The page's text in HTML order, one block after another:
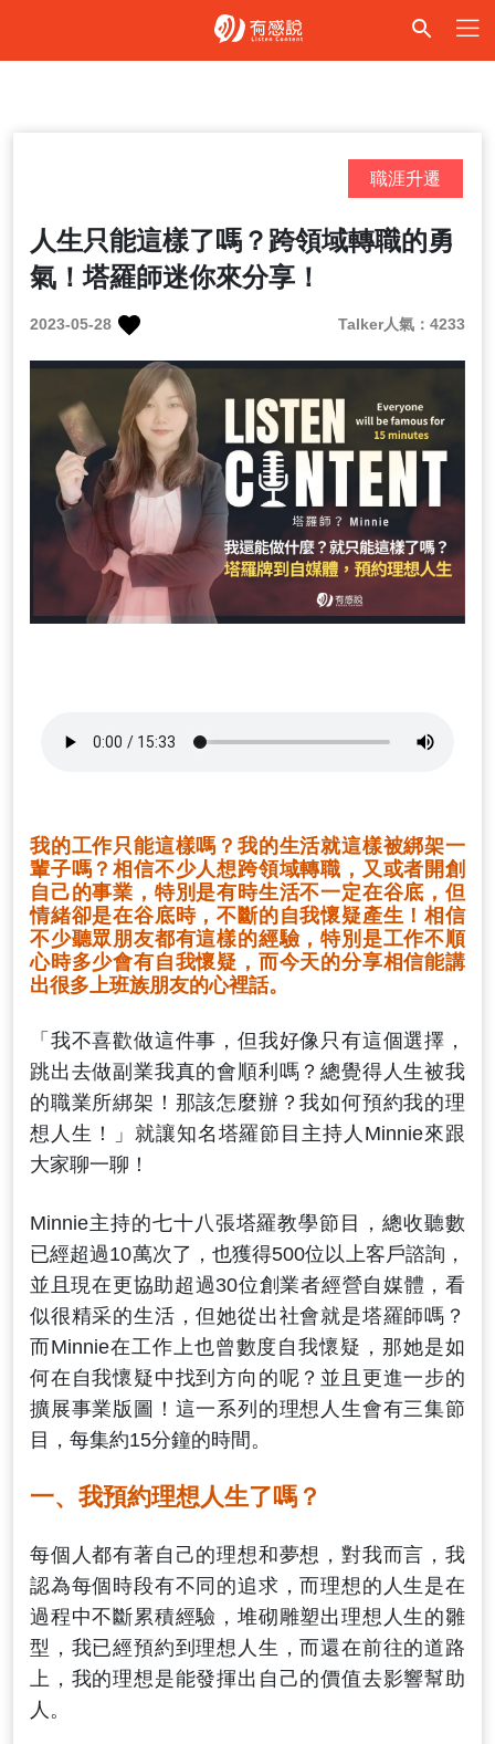
人生只能這樣了嗎？跨領域轉職的勇
氣！塔羅師迷你來分享！
職涯升遷
2023-05-28 Talker人氣：4233
我的工作只能這樣嗎？我的生活就這樣被綁架一
輩子嗎？相信不少人想跨領域轉職，又或者開創
自己的事業，特別是有時生活不一定在谷底，但
情緒卻是在谷底時，不斷的自我懷疑產生！相信
不少聽眾朋友都有這樣的經驗，特別是工作不順
心時多少會有自我懷疑，而今天的分享相信能講
出很多上班族朋友的心裡話。
「我不喜歡做這件事，但我好像只有這個選擇，
跳出去做副業我真的會順利嗎？總覺得人生被我
的職業所綁架！那該怎麼辦？我如何預約我的理
想人生！」就讓知名塔羅節目主持人Minnie來跟
大家聊一聊！
Minnie主持的七十八張塔羅教學節目，總收聽數
已經超過10萬次了，也獲得500位以上客戶諮詢，
並且現在更協助超過30位創業者經營自媒體，看
似很精采的生活，但她從出社會就是塔羅師嗎？
而Minnie在工作上也曾數度自我懷疑，那她是如
何在自我懷疑中找到方向的呢？並且更進一步的
擴展事業版圖！這一系列的理想人生會有三集節
目，每集約15分鐘的時間。
一、我預約理想人生了嗎？
每個人都有著自己的理想和夢想，對我而言，我
認為每個時段有不同的追求，而理想的人生是在
過程中不斷累積經驗，堆砌雕塑出理想人生的雛
型，我已經預約到理想人生，而還在前往的道路
上，我的理想是能發揮出自己的價值去影響幫助
人。